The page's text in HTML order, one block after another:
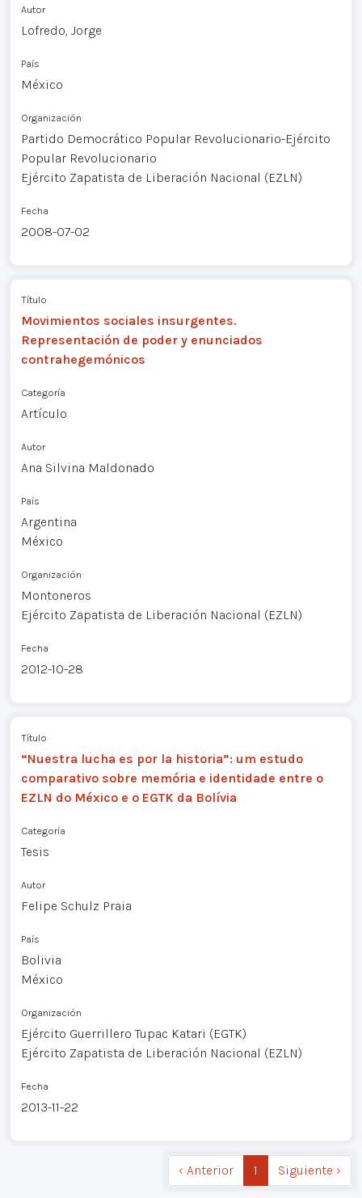
Autor
Lofredo, Jorge
País
México
Organización
Partido Democrático Popular Revolucionario-Ejército
Popular Revolucionario
Ejército Zapatista de Liberación Nacional (EZLN)
Fecha
2008-07-02
Título
Movimientos sociales insurgentes.
Representación de poder y enunciados
contrahegemónicos
Categoría
Artículo
Autor
Ana Silvina Maldonado
País
Argentina
México
Organización
Montoneros
Ejército Zapatista de Liberación Nacional (EZLN)
Fecha
2012-10-28
Título
“Nuestra lucha es por la historia”: um estudo
comparativo sobre memória e identidade entre o
EZLN do México e o EGTK da Bolívia
Categoría
Tesis
Autor
Felipe Schulz Praia
País
Bolivia
México
Organización
Ejército Guerrillero Tupac Katari (EGTK)
Ejército Zapatista de Liberación Nacional (EZLN)
Fecha
2013-11-22
‹ Anterior 1 Siguiente ›